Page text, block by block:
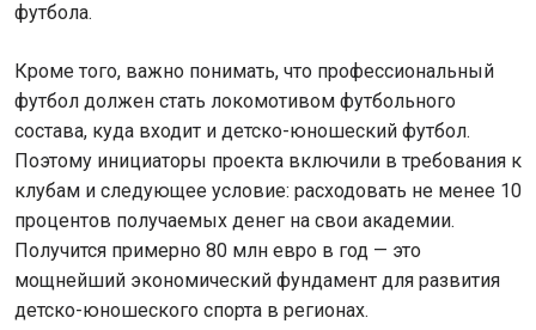
футбола.
Кроме того, важно понимать, что профессиональный
футбол должен стать локомотивом футбольного
состава, куда входит и детско-юношеский футбол.
Поэтому инициаторы проекта включили в требования к
клубам и следующее условие: расходовать не менее 10
процентов получаемых денег на свои академии.
Получится примерно 80 млн евро в год — это
мощнейший экономический фундамент для развития
детско-юношеского спорта в регионах.